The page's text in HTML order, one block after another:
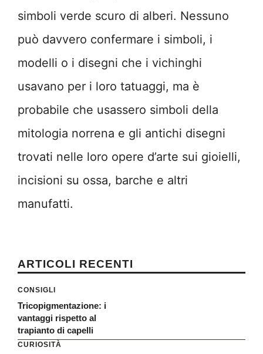
simboli verde scuro di alberi. Nessuno
può davvero confermare i simboli, i
modelli o i disegni che i vichinghi
usavano per i loro tatuaggi, ma è
probabile che usassero simboli della
mitologia norrena e gli antichi disegni
trovati nelle loro opere d’arte sui gioielli,
incisioni su ossa, barche e altri
manufatti.
ARTICOLI RECENTI
CONSIGLI
Tricopigmentazione: i
vantaggi rispetto al
trapianto di capelli
CURIOSITÀ